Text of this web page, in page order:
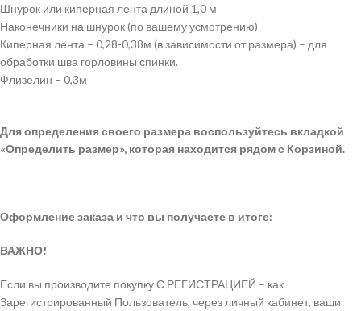
Шнурок или киперная лента длиной 1,0 м
Наконечники на шнурок (по вашему усмотрению)
Киперная лента – 0,28-0,38м (в зависимости от размера) – для
обработки шва горловины спинки.
Флизелин – 0,3м
Для определения своего размера воспользуйтесь вкладкой
«Определить размер», которая находится рядом с Корзиной.
Оформление заказа и что вы получаете в итоге:
ВАЖНО!
Если вы производите покупку С РЕГИСТРАЦИЕЙ – как
Зарегистрированный Пользователь, через личный кабинет, ваши